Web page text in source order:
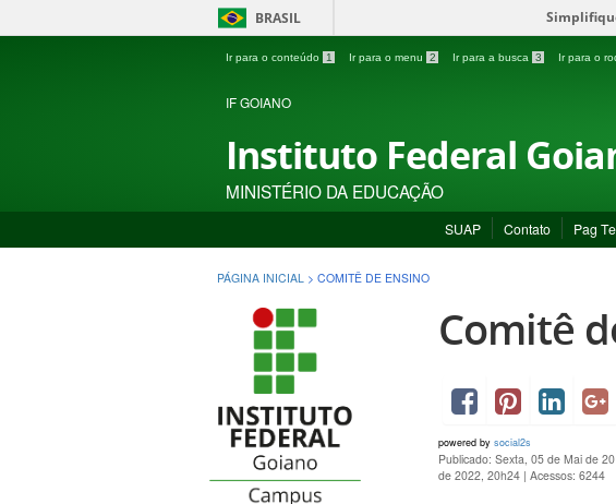
BRASIL
Ir para o conteúdo 1 Ir para o menu 2 Ir para a busca 3 Ir para o
IF GOIANO
Instituto Federal
MINISTÉRIO DA EDUCAÇÃO
SUAP Contato Pag
PÁGINA INICIAL > COMITÊ DE ENSINO
Comitê
powered by social2s
Publicado: Sexta, 05 de Mai de
de 2022, 20h24 | Acessos: 6244